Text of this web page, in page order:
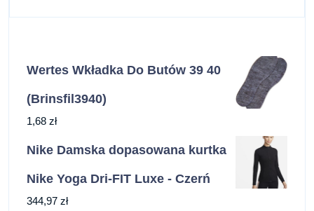
Wertes Wkładka Do Butów 39 40
(Brinsfil3940)
1,68 zł
Nike Damska dopasowana kurtka
Nike Yoga Dri-FIT Luxe - Czerń
344,97 zł